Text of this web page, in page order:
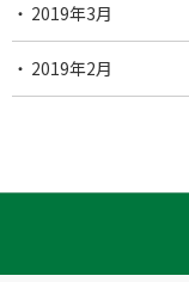
2019年3月
2019年2月